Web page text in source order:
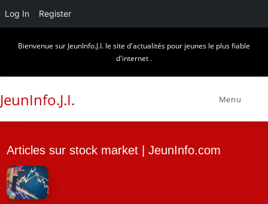
Log In Register
Bienvenue sur JeunInfo.J.I. le site d'actualités pour jeunes le plus fiable
d'internet .
JeunInfo.J.I. Menu
Articles sur stock market | JeunInfo.com